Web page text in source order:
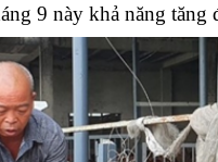
9 này khả năng tăng